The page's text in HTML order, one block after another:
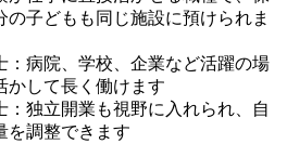
の子どもも同じ施設に預けられま
：病院、学校、企業など活躍の場
かして長く働けます
：独立開業も視野に入れられ、自
を調整できます